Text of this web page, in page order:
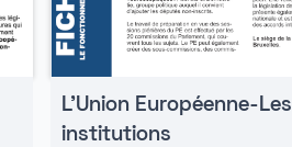
L'Union Européenne-Les
institutions